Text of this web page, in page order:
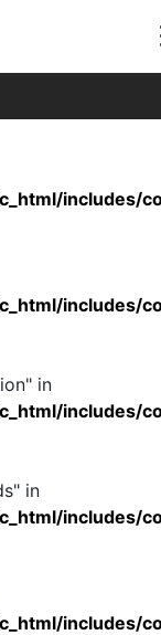
mista-de-
includes/
includes/
includes/
in
includes/
in
includes/
includes/